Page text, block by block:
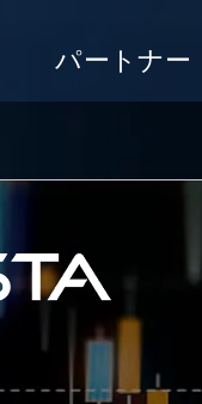
パートナー